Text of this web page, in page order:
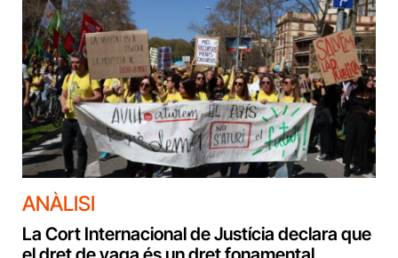
ANÀLISI
La Cort Internacional de Justícia declara que